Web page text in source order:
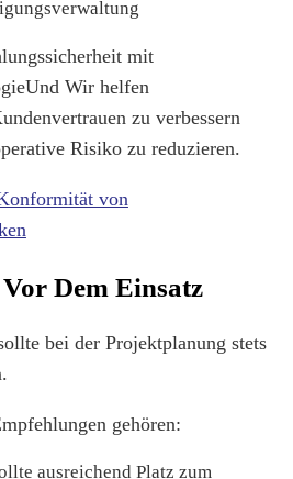
mit
UndWir helfen
zu verbessern
Risiko zu reduzieren.
von
Dem Einsatz
bei der Projektplanung stets
gehören:
ausreichend Platz zum